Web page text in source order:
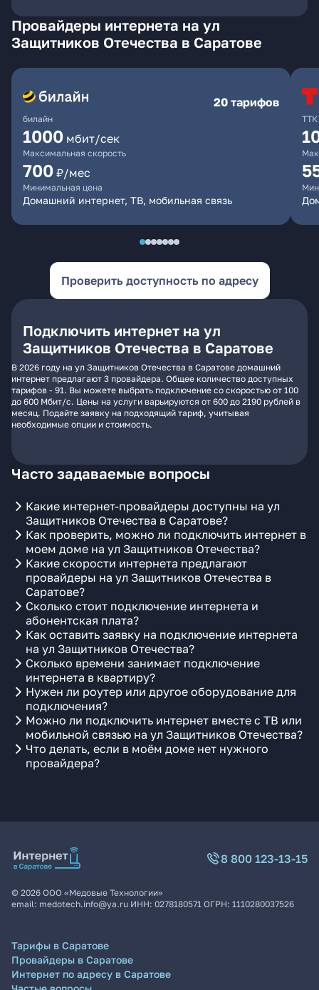
Провайдеры интернета на ул
Защитников Отечества в Саратове
билайн
20 тарифов
1000 мбит/сек
Максимальная скорость
700 ₽/мес
Минимальная цена
Домашний интернет, ТВ, мобильная связь
ТТК
Проверить доступность по адресу
Подключить интернет на ул
Защитников Отечества в Саратове
В 2026 году на ул Защитников Отечества в Саратове домашний
интернет предлагают 3 провайдера. Общее количество доступных
тарифов - 91. Вы можете выбрать подключение со скоростью от 100
до 600 Мбит/с. Цены на услуги варьируются от 600 до 2190 рублей в
месяц. Подайте заявку на подходящий тариф, учитывая
необходимые опции и стоимость.
Часто задаваемые вопросы
Какие интернет-провайдеры доступны на ул
Защитников Отечества в Саратове?
Как проверить, можно ли подключить интернет в
моем доме на ул Защитников Отечества?
Какие скорости интернета предлагают
провайдеры на ул Защитников Отечества в
Саратове?
Сколько стоит подключение интернета и
абонентская плата?
Как оставить заявку на подключение интернета
на ул Защитников Отечества?
Сколько времени занимает подключение
интернета в квартиру?
Нужен ли роутер или другое оборудование для
подключения?
Можно ли подключить интернет вместе с ТВ или
мобильной связью на ул Защитников Отечества?
Что делать, если в моём доме нет нужного
провайдера?
8 800 123-13-15
© 2026 ООО «Медовые Технологии»
email: medotech.info@ya.ru ИНН: 0278180571 ОГРН: 1110280037526
Тарифы в Саратове
Провайдеры в Саратове
Интернет по адресу в Саратове